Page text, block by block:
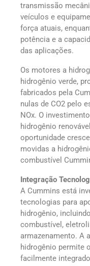
transmissão
veículos e
força atuais,
potência e a
das aplicações.
Os motores a
hidrogênio verde,
fabricados pela
nulas de CO2 pelo
NOx. O
hidrogênio
oportunidade
movidas a
combustível
Integração
A Cummins está
tecnologias para
hidrogênio,
combustível,
armazenamento. A
hidrogênio permite
facilmente